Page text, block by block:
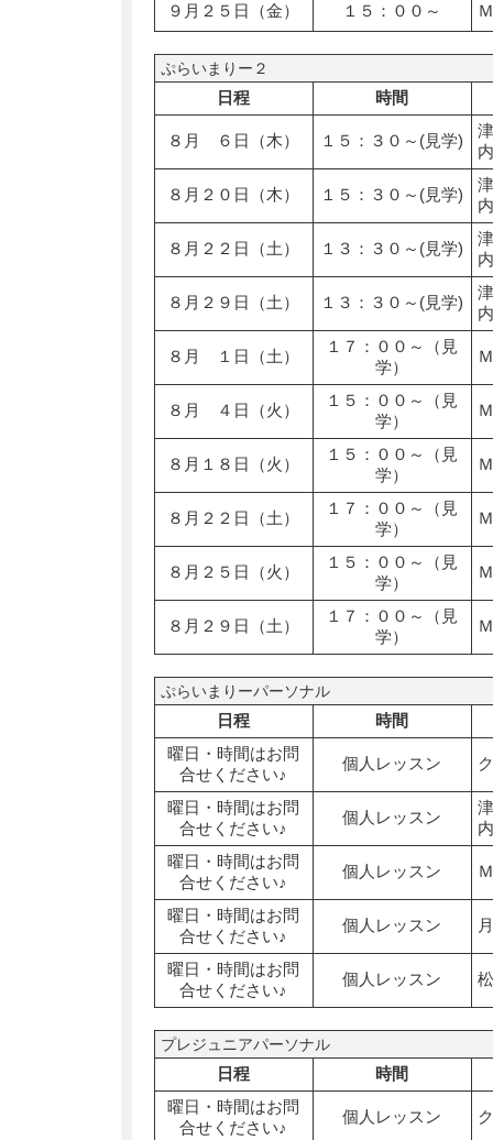
９月２５日（金）
１５：００～
ぷらいまりー２
日程 時間
８月 ６日（木） １５：３０～(見学)
８月２０日（木） １５：３０～(見学)
８月２２日（土） １３：３０～(見学)
８月２９日（土） １３：３０～(見学)
８月 １日（土）
１７：００～（見
学）
８月 ４日（火）
１５：００～（見
学）
８月１８日（火）
１５：００～（見
学）
８月２２日（土）
１７：００～（見
学）
８月２５日（火）
１５：００～（見
学）
８月２９日（土）
１７：００～（見
学）
ぷらいまりーパーソナル
日程
時間
曜日・時間はお問
合せください♪
個人レッスン
曜日・時間はお問
合せください♪
個人レッスン
曜日・時間はお問
合せください♪
個人レッスン
曜日・時間はお問
合せください♪
個人レッスン
曜日・時間はお問
合せください♪
個人レッスン
プレジュニアパーソナル
日程
時間
曜日・時間はお問
合せください♪
個人レッスン